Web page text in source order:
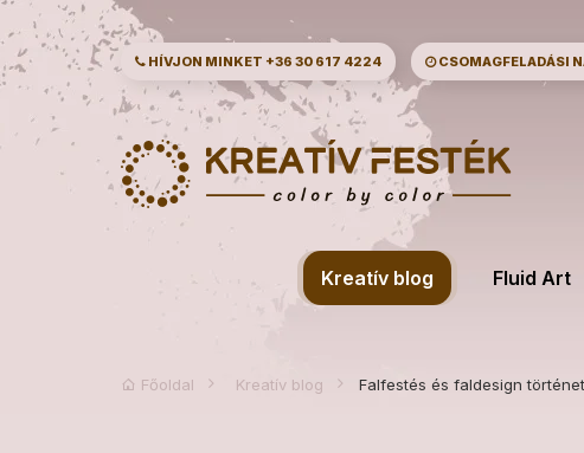
HÍVJON MINKET +36 30 617 4224 CSOMAGFELADÁSI
Kreatív blog Fluid Art
Főoldal Kreatív blog Falfestés és faldesign